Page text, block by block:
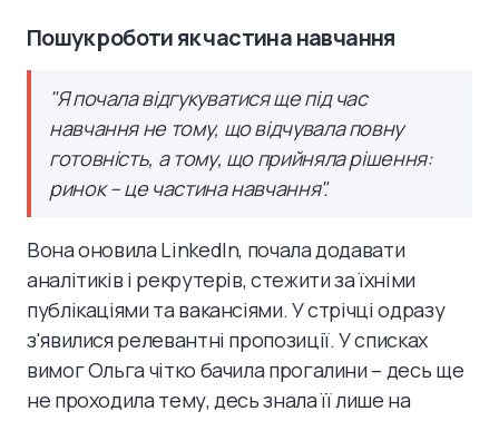
Пошук роботи як частина навчання
"Я почала відгукуватися ще під час
навчання не тому, що відчувала повну
готовність, а тому, що прийняла рішення:
ринок – це частина навчання".
Вона оновила LinkedIn, почала додавати
аналітиків і рекрутерів, стежити за їхніми
публікаціями та вакансіями. У стрічці одразу
з'явилися релевантні пропозиції. У списках
вимог Ольга чітко бачила прогалини – десь ще
не проходила тему, десь знала її лише на